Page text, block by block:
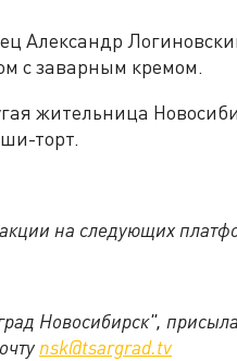
Александр
с заварным кремом.
жительница
торт.
на следующих
Новосибирск",
nsk@tsargrad.tv